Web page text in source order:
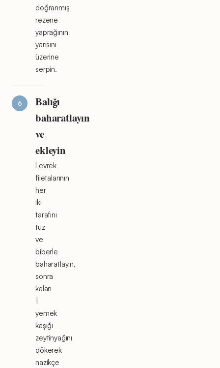
doğranmış
rezene
yaprağının
yarısını
üzerine
serpin.
Balığı
baharatlayın
ve
ekleyin
Levrek
filetalarının
her
iki
tarafını
tuz
ve
biberle
baharatlayın,
sonra
kalan
1
yemek
kaşığı
zeytinyağını
dökerek
nazikçe